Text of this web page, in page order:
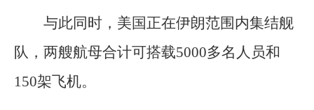
与此同时，美国正在伊朗范围内集结舰
队，两艘航母合计可搭载5000多名人员和
150架飞机。